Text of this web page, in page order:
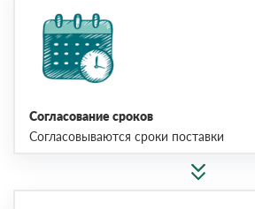
Согласование сроков
Согласовываются сроки поставки